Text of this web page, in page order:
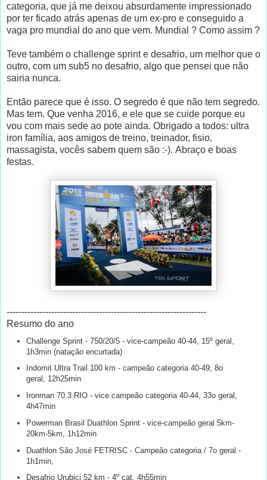
categoria, que já me deixou absurdamente impressionado
por ter ficado atrás apenas de um ex-pro e conseguido a
vaga pro mundial do ano que vem. Mundial ? Como assim ?
Teve também o challenge sprint e desafrio, um melhor que o
outro, com um sub5 no desafrio, algo que pensei que não
sairia nunca.
Então parece que é isso. O segredo é que não tem segredo.
Mas tem. Que venha 2016, e ele que se cuide porque eu
vou com mais sede ao pote ainda. Obrigado a todos: ultra
iron família, aos amigos de treino, treinador, fisio,
massagista, vocês sabem quem são :-). Abraço e boas
festas.
-------------------------------------------------------------------
Resumo do ano
Challenge Sprint - 750/20/5 - vice-campeão 40-44, 15º geral,
1h3min (natação encurtada)
Indomit Ultra Trail 100 km - campeão categoria 40-49, 8o
geral, 12h25min
Ironman 70.3 RIO - vice campeão categoria 40-44, 33o geral,
4h47min
Powerman Brasil Duathlon Sprint - vice-campeão geral 5km-
20km-5km, 1h12min
Duathlon São José FETRISC - Campeão categoria / 7o geral -
1h1min,
Desafrio Urubici 52 km - 4º cat, 4h55min